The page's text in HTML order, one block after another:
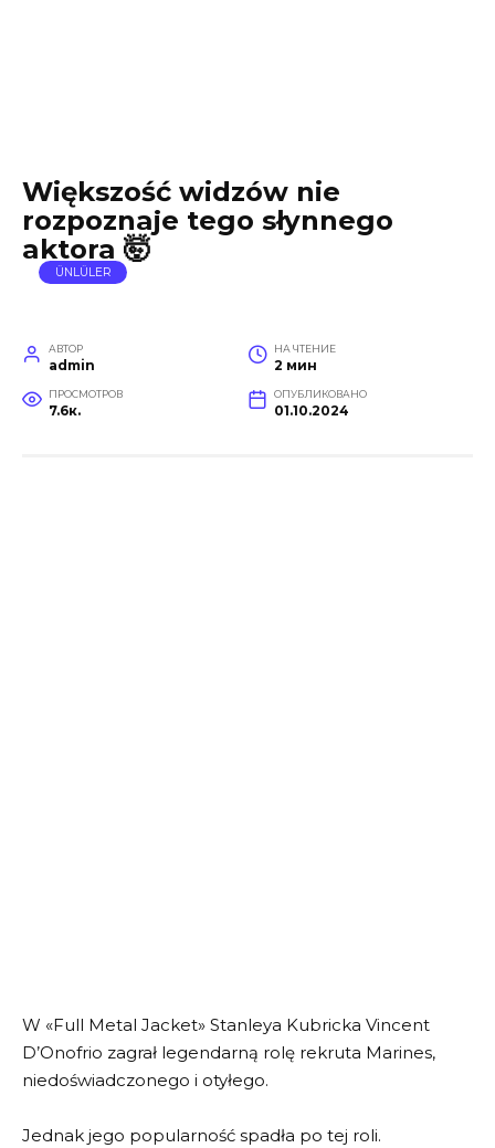
Większość widzów nie
rozpoznaje tego słynnego
aktora 🤯
ÜNLÜLER
АВТОР
admin
НА ЧТЕНИЕ
2 мин
ПРОСМОТРОВ
7.6к.
ОПУБЛИКОВАНО
01.10.2024
W «Full Metal Jacket» Stanleya Kubricka Vincent
D’Onofrio zagrał legendarną rolę rekruta Marines,
niedoświadczonego i otyłego.
Jednak jego popularność spadła po tej roli.